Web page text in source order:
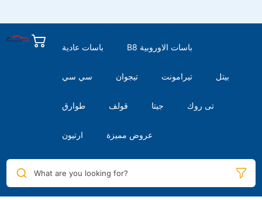
باسات عادية B8 باسات الاوروبية
سي سي تيجوان تيرامونت بيتل
طوارق قولف جيتا تى روك
ارتيون عروض مميزة
What are you looking for?